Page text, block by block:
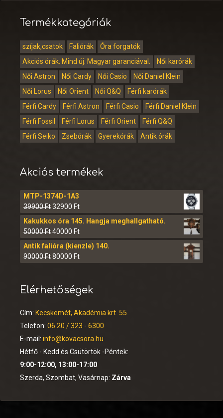
Termékkategóriák
szíjak,csatok Faliórák
Óra forgatók
Akciós órák. Mind új. Magyar garanciával.
Női karórák
Női Astron
Női Cardy Női Casio
Női Daniel Klein
Női Lorus
Női Orient Női Q&Q
Férfi karórák
Férfi Cardy
Férfi Astron Férfi Casio
Férfi Daniel Klein
Férfi Fossil
Férfi Lorus Férfi Orient
Férfi Q&Q
Férfi Seiko
Zsebórák Gyerekórák Antik órák
Akciós termékek
MTP-1374D-1A3
39900Ft32900 Ft
Kakukkos óra 145. Hangja meghallgatható.
50000Ft40000 Ft
Antik falióra (kienzle) 140.
90000Ft80000 Ft
Elérhetőségek
Cím: Kecskemét, Akadémia krt. 55.
Telefon: 06 20 / 323 - 6300
E-mail: info@kovacsora.hu
Hétfő - Kedd és Csütörtök -Péntek:
9:00-12:00, 13:00-17:00
Szerda, Szombat, Vasárnap: Zárva